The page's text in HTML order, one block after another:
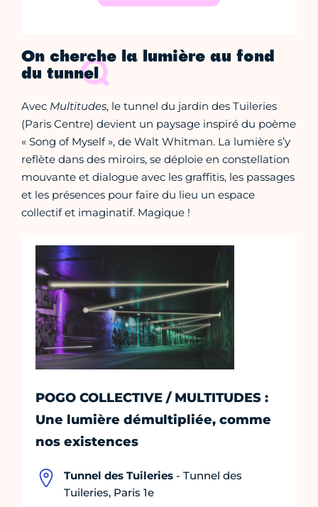
On cherche la lumière au fond
du tunnel
Avec Multitudes, le tunnel du jardin des Tuileries
(Paris Centre) devient un paysage inspiré du poème
« Song of Myself », de Walt Whitman. La lumière s’y
reflète dans des miroirs, se déploie en constellation
mouvante et dialogue avec les graffitis, les passages
et les présences pour faire du lieu un espace
collectif et imaginatif. Magique !
POGO COLLECTIVE / MULTITUDES :
Une lumière démultipliée, comme
nos existences
Tunnel des Tuileries - Tunnel des
Tuileries, Paris 1e